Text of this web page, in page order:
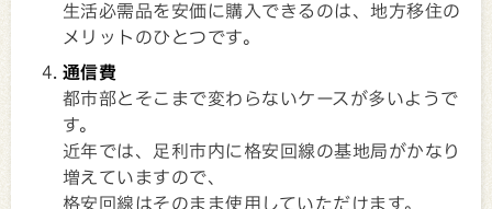
生活必需品を安価に購入できるのは、地方移住の
メリットのひとつです。
通信費
都市部とそこまで変わらないケースが多いようで
す。
近年では、足利市内に格安回線の基地局がかなり
増えていますので、
格安回線はそのまま使用していただけます。